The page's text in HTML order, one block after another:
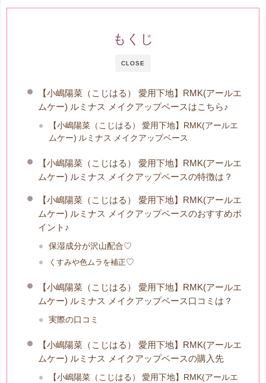
CLOSE
もくじ
【小嶋陽菜（こじはる） 愛用下地】RMK(アールエ
ムケー) ルミナス メイクアップベースはこちら♪
【小嶋陽菜（こじはる） 愛用下地】RMK(アールエ
ムケー) ルミナス メイクアップベース
【小嶋陽菜（こじはる） 愛用下地】RMK(アールエ
ムケー) ルミナス メイクアップベースの特徴は？
【小嶋陽菜（こじはる） 愛用下地】RMK(アールエ
ムケー) ルミナス メイクアップベースのおすすめポ
イント♪
保湿成分が沢山配合♡
くすみや色ムラを補正 ♡
【小嶋陽菜（こじはる） 愛用下地】RMK(アールエ
ムケー) ルミナス メイクアップベース口コミは？
実際の口コミ
【小嶋陽菜（こじはる） 愛用下地】RMK(アールエ
ムケー) ルミナス メイクアップベースの購入先
【小嶋陽菜（こじはる） 愛用下地】RMK(アールエ